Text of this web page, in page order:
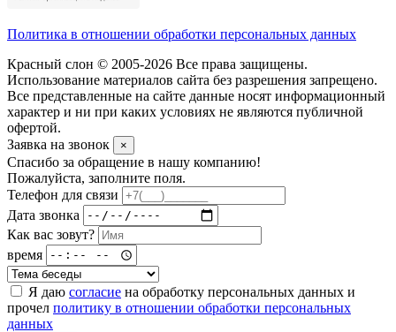
Политика в отношении обработки персональных данных
Красный слон © 2005-2026 Все права защищены.
Использование материалов сайта без разрешения запрещено.
Все представленные на сайте данные носят информационный
характер и ни при каких условиях не являются публичной
офертой.
Заявка на звонок
×
Спасибо за обращение в нашу компанию!
Пожалуйста, заполните поля.
Телефон для связи
Дата звонка
Как вас зовут?
время
Я даю согласие на обработку персональных данных и
прочел политику в отношении обработки персональных
данных